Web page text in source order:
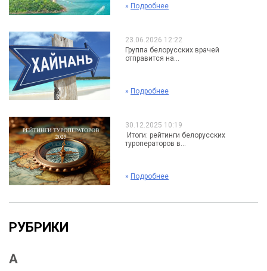
» Подробнее
23.06.2026 12:22
Группа белорусских врачей
отправится на...
» Подробнее
30.12.2025 10:19
Итоги: рейтинги белорусских
туроператоров в...
» Подробнее
РУБРИКИ
А